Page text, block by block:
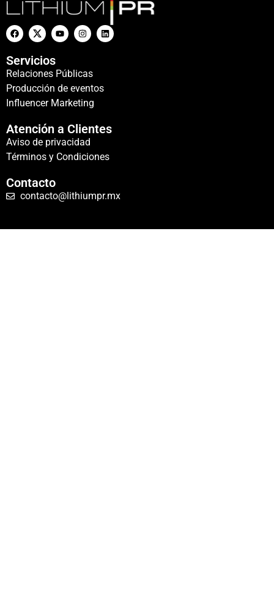
Servicios
Relaciones Públicas
Producción de eventos
Influencer Marketing
Atención a Clientes
Aviso de privacidad
Términos y Condiciones
Contacto
contacto@lithiumpr.mx